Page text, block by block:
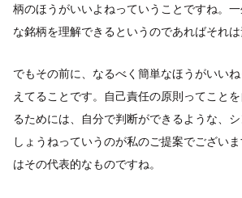
柄のほうがいいよねっていうことですね。
な銘柄を理解できるというのであればそれは
でもその前に、なるべく簡単なほうがいい
えてることです。自己責任の原則ってこと
るためには、自分で判断ができるような、
しょうねっていうのが私のご提案でござい
はその代表的なものですね。